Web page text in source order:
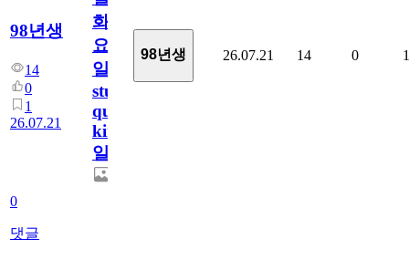
98년생
14
0
1
26.07.21
0
댓글
화
요
일/English
study
quiz
king763
일
98년생 26.07.21 14 0 1